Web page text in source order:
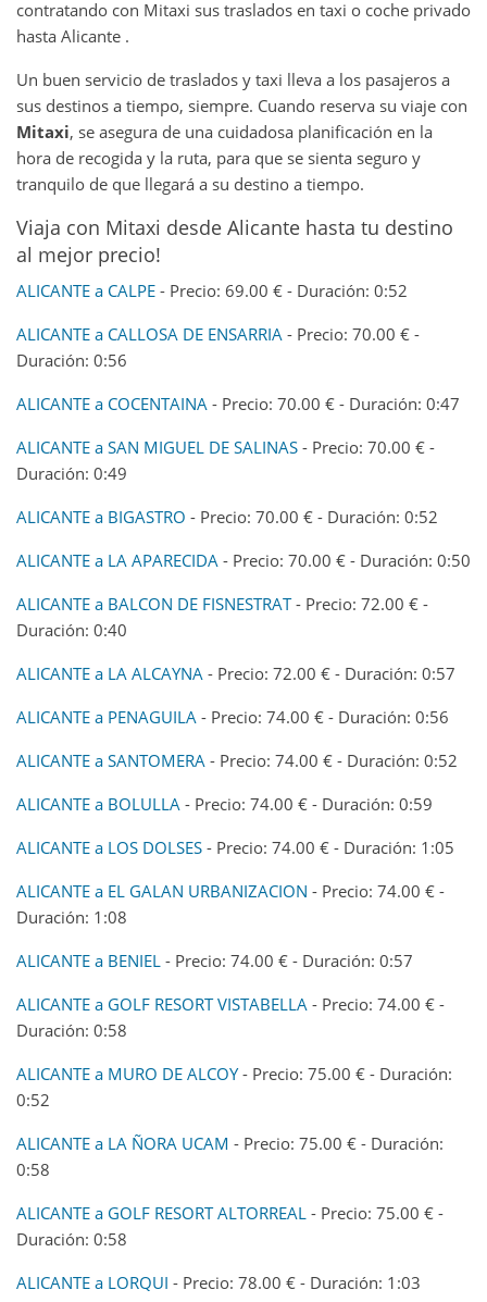
contratando con Mitaxi sus traslados en taxi o coche privado
hasta Alicante .
Un buen servicio de traslados y taxi lleva a los pasajeros a
sus destinos a tiempo, siempre. Cuando reserva su viaje con
Mitaxi, se asegura de una cuidadosa planificación en la
hora de recogida y la ruta, para que se sienta seguro y
tranquilo de que llegará a su destino a tiempo.
Viaja con Mitaxi desde Alicante hasta tu destino
al mejor precio!
ALICANTE a CALPE - Precio: 69.00 € - Duración: 0:52
ALICANTE a CALLOSA DE ENSARRIA - Precio: 70.00 € -
Duración: 0:56
ALICANTE a COCENTAINA - Precio: 70.00 € - Duración: 0:47
ALICANTE a SAN MIGUEL DE SALINAS - Precio: 70.00 € -
Duración: 0:49
ALICANTE a BIGASTRO - Precio: 70.00 € - Duración: 0:52
ALICANTE a LA APARECIDA - Precio: 70.00 € - Duración: 0:50
ALICANTE a BALCON DE FISNESTRAT- Precio: 72.00 € -
Duración: 0:40
ALICANTE a LA ALCAYNA - Precio: 72.00 € - Duración: 0:57
ALICANTE a PENAGUILA - Precio: 74.00 € - Duración: 0:56
ALICANTE a SANTOMERA - Precio: 74.00 € - Duración: 0:52
ALICANTE a BOLULLA - Precio: 74.00 € - Duración: 0:59
ALICANTE a LOS DOLSES - Precio: 74.00 € - Duración: 1:05
ALICANTE a EL GALAN URBANIZACION - Precio: 74.00 € -
Duración: 1:08
ALICANTE a BENIEL - Precio: 74.00 € - Duración: 0:57
ALICANTE a GOLF RESORT VISTABELLA - Precio: 74.00 € -
Duración: 0:58
ALICANTE a MURO DE ALCOY- Precio: 75.00 € - Duración:
0:52
ALICANTE a LA ÑORA UCAM - Precio: 75.00 € - Duración:
0:58
ALICANTE a GOLF RESORT ALTORREAL - Precio: 75.00 € -
Duración: 0:58
ALICANTE a LORQUI - Precio: 78.00 € - Duración: 1:03